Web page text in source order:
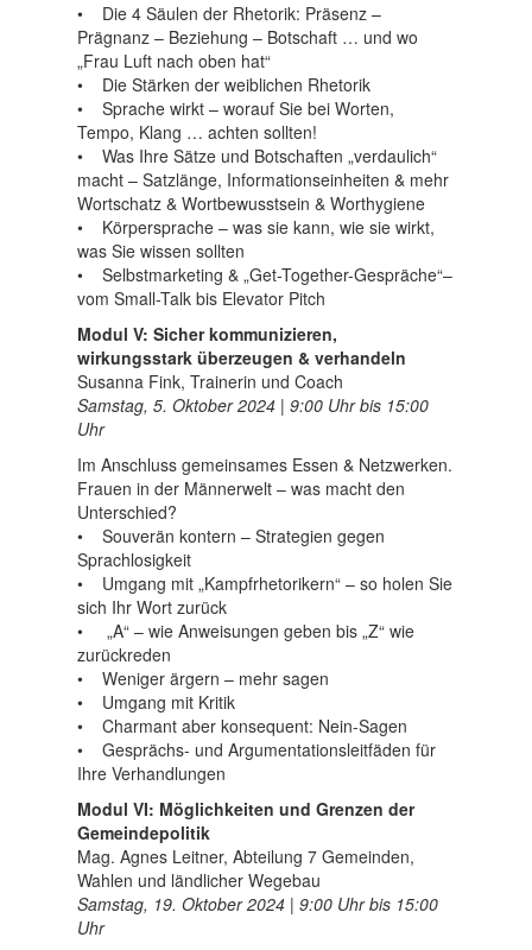
• Die 4 Säulen der Rhetorik: Präsenz –
Prägnanz – Beziehung – Botschaft … und wo
„Frau Luft nach oben hat“
• Die Stärken der weiblichen Rhetorik
• Sprache wirkt – worauf Sie bei Worten,
Tempo, Klang … achten sollten!
• Was Ihre Sätze und Botschaften „verdaulich“
macht – Satzlänge, Informationseinheiten & mehr
Wortschatz & Wortbewusstsein & Worthygiene
• Körpersprache – was sie kann, wie sie wirkt,
was Sie wissen sollten
• Selbstmarketing & „Get-Together-Gespräche“–
vom Small-Talk bis Elevator Pitch
Modul V: Sicher kommunizieren,
wirkungsstark überzeugen & verhandeln
Susanna Fink, Trainerin und Coach
Samstag, 5. Oktober 2024 | 9:00 Uhr bis 15:00
Uhr
Im Anschluss gemeinsames Essen & Netzwerken.
Frauen in der Männerwelt – was macht den
Unterschied?
• Souverän kontern – Strategien gegen
Sprachlosigkeit
• Umgang mit „Kampfrhetorikern“ – so holen Sie
sich Ihr Wort zurück
• „A“ – wie Anweisungen geben bis „Z“ wie
zurückreden
• Weniger ärgern – mehr sagen
• Umgang mit Kritik
• Charmant aber konsequent: Nein-Sagen
• Gesprächs- und Argumentationsleitfäden für
Ihre Verhandlungen
Modul VI: Möglichkeiten und Grenzen der
Gemeindepolitik
Mag. Agnes Leitner, Abteilung 7 Gemeinden,
Wahlen und ländlicher Wegebau
Samstag, 19. Oktober 2024 | 9:00 Uhr bis 15:00
Uhr